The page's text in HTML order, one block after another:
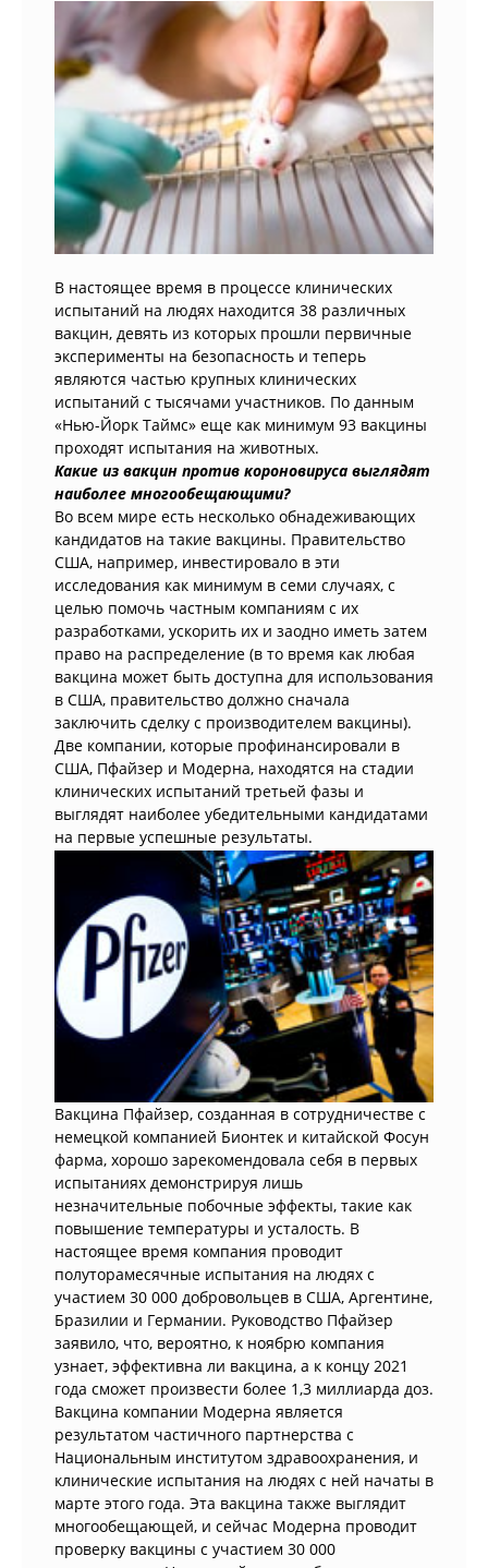
В настоящее время в процессе клинических
испытаний на людях находится 38 различных
вакцин, девять из которых прошли первичные
эксперименты на безопасность и теперь
являются частью крупных клинических
испытаний с тысячами участников. По данным
«Нью-Йорк Таймс» еще как минимум 93 вакцины
проходят испытания на животных.
Какие из вакцин против короновируса выглядят
наиболее многообещающими?
Во всем мире есть несколько обнадеживающих
кандидатов на такие вакцины. Правительство
США, например, инвестировало в эти
исследования как минимум в семи случаях, с
целью помочь частным компаниям с их
разработками, ускорить их и заодно иметь затем
право на распределение (в то время как любая
вакцина может быть доступна для использования
в США, правительство должно сначала
заключить сделку с производителем вакцины).
Две компании, которые профинансировали в
США, Пфайзер и Модерна, находятся на стадии
клинических испытаний третьей фазы и
выглядят наиболее убедительными кандидатами
на первые успешные результаты.
Вакцина Пфайзер, созданная в сотрудничестве с
немецкой компанией Бионтек и китайской Фосун
фарма, хорошо зарекомендовала себя в первых
испытаниях демонстрируя лишь
незначительные побочные эффекты, такие как
повышение температуры и усталость. В
настоящее время компания проводит
полуторамесячные испытания на людях с
участием 30 000 добровольцев в США, Аргентине,
Бразилии и Германии. Руководство Пфайзер
заявило, что, вероятно, к ноябрю компания
узнает, эффективна ли вакцина, а к концу 2021
года сможет произвести более 1,3 миллиарда доз.
Вакцина компании Модерна является
результатом частичного партнерства с
Национальным институтом здравоохранения, и
клинические испытания на людях с ней начаты в
марте этого года. Эта вакцина также выглядит
многообещающей, и сейчас Модерна проводит
проверку вакцины с участием 30 000